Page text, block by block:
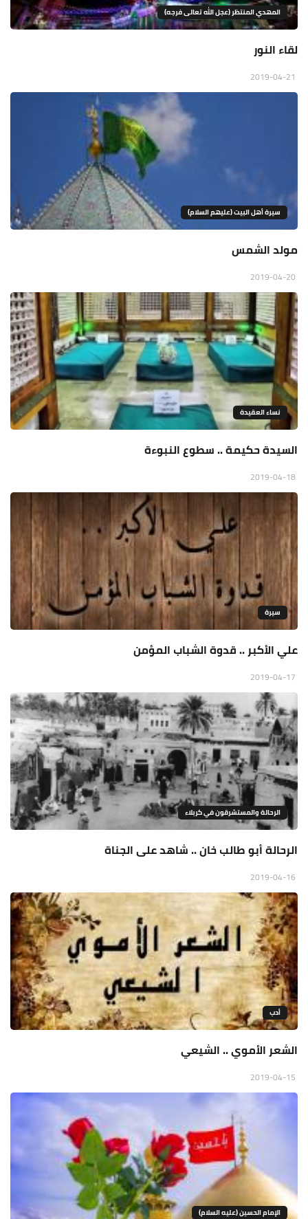
المهدي المنتظر (عجل الله تعالى فرجه)
لقاء النور
سيرة أهل البيت (عليهم السلام)
مولد الشمس
نساء العقيدة
السيدة حكيمة .. سطوع النبوءة
سيرة
علي الأكبر .. قدوة الشباب المؤمن
الرحالة والمستشرقون في كربلاء
الرحالة أبو طالب خان .. شاهد على الجناة
أدب
الشعر الأموي .. الشيعي
الإمام الحسين (عليه السلام)